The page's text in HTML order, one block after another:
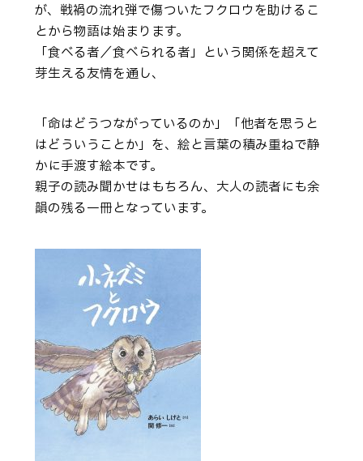
が、戦禍の流れ弾で傷ついたフクロウを助けるこ
とから物語は始まります。
「食べる者／食べられる者」という関係を超えて
芽生える友情を通し、
「命はどうつながっているのか」「他者を思うと
はどういうことか」を、絵と言葉の積み重ねで静
かに手渡す絵本です。
親子の読み聞かせはもちろん、大人の読者にも余
韻の残る一冊となっています。